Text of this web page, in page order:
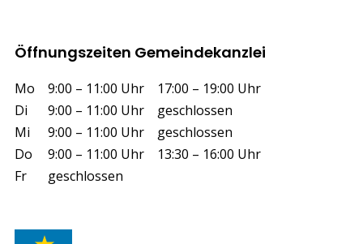
Öffnungszeiten Gemeindekanzlei
Wochentag Vormittag Nachmittag
Mo 9:00 – 11:00 Uhr
17:00 – 19:00 Uhr
Di
9:00 – 11:00 Uhr
geschlossen
Mi
9:00 – 11:00 Uhr
geschlossen
Do
9:00 – 11:00 Uhr
13:30 – 16:00 Uhr
Fr
geschlossen